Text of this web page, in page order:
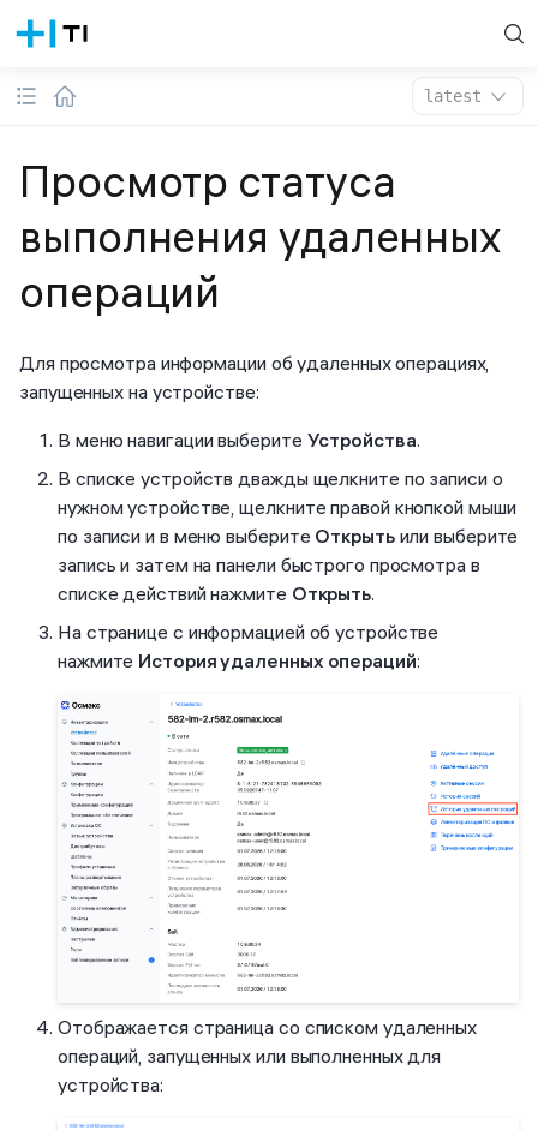
latest
Просмотр статуса
выполнения удаленных
операций
Для просмотра информации об удаленных операциях,
запущенных на устройстве:
В меню навигации выберите Устройства.
В списке устройств дважды щелкните по записи о
нужном устройстве, щелкните правой кнопкой мыши
по записи и в меню выберите Открытьили выберите
запись и затем на панели быстрого просмотра в
списке действий нажмите Открыть.
На странице с информацией об устройстве
нажмите История удаленных операций:
Отображается страница со списком удаленных
операций, запущенных или выполненных для
устройства: